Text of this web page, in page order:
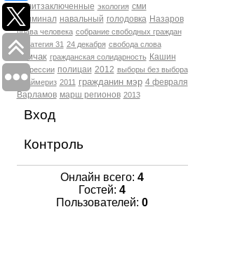
политзаключенные экология сми
Криминал навальный голодовка Назаров
права человека собрание свободных граждан
Стратегия 31 24 декабря свобода слова
Томчак гражданская солидарность Кашин
репрессии полицаи 2012 выборы без выбора
Праймериз 2011 гражданин мэр 4 февраля
Варламов марш регионов 2013
Вход
Контроль
Онлайн всего: 4
Гостей: 4
Пользователей: 0